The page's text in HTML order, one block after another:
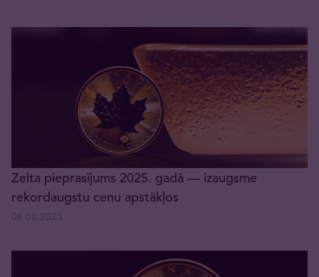
Zelta pieprasījums 2025. gadā — izaugsme
rekordaugstu cenu apstākļos